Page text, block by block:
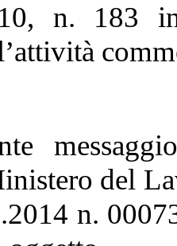
n. 183
del
n.